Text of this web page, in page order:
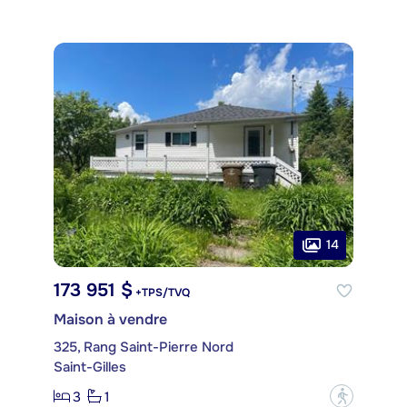
14
173 951 $ +TPS/TVQ
Maison à vendre
325, Rang Saint-Pierre Nord
Saint-Gilles
3
1 ?